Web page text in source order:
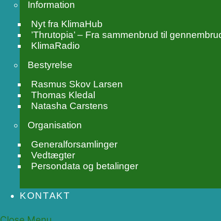
Information
Nyt fra KlimaHub
’Thrutopia’ – Fra sammenbrud til
KlimaRadio
Bestyrelse
Rasmus Skov Larsen
Thomas Kledal
Natasha Carstens
Organisation
Generalforsamlinger
Vedtægter
Persondata og betalinger
KONTAKT